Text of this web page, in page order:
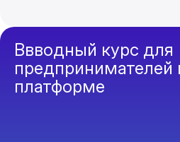
Ввводный курс для
предпринимателей
платформе